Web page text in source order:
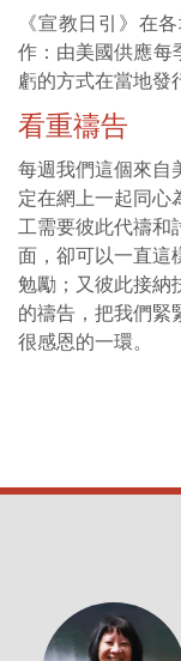
《宣教日引》在
作：由美國供應每
虧的方式在當地發
看重禱告
每週我們這個來自
定在網上一起同心
工需要彼此代禱和
面，卻可以一直這
勉勵；又彼此接納
的禱告，把我們緊
很感恩的一環。